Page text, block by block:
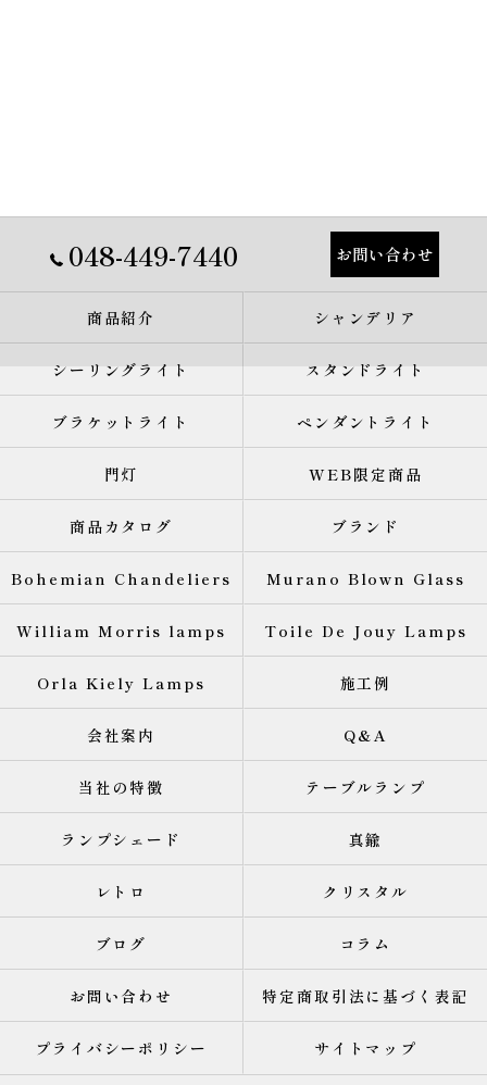
048-449-7440 お問い合わせ
商品紹介 シャンデリア
シーリングライト スタンドライト
ブラケットライト ペンダントライト
門灯 WEB限定商品
商品カタログ ブランド
Bohemian Chandeliers Murano Blown Glass
William Morris lamps Toile De Jouy Lamps
Orla Kiely Lamps 施工例
会社案内 Q&A
当社の特徴 テーブルランプ
ランプシェード 真鍮
レトロ クリスタル
ブログ コラム
お問い合わせ 特定商取引法に基づく表記
プライバシーポリシー サイトマップ